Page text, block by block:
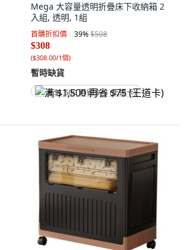
Mega 大容量透明折疊床下收納箱 2
入組, 透明, 1組
首購折扣價 39%$508
$308
($308.00/1個)
暫時缺貨
满 $1,500 再省 $75 (王道卡)